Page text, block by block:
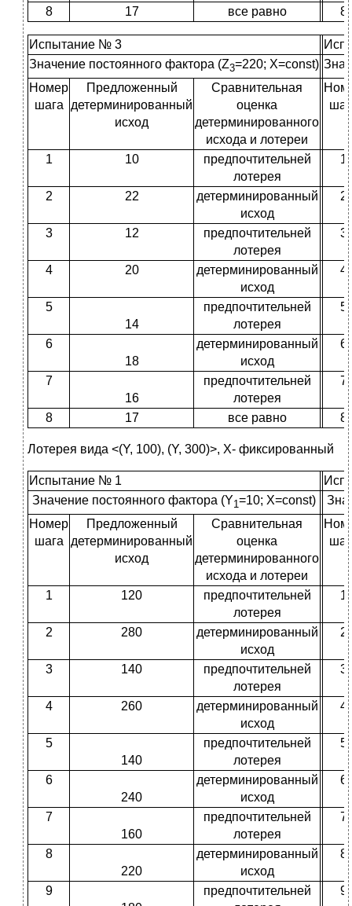
8 17 все равно 8
Испытание № 3
Значение постоянного фактора (Z3=220; X=const)
Номер
шага
Предложенный
детерминированный
исход
Сравнительная
оценка
детерминированного
исхода и лотереи
1 10
предпочтительней
лотерея
1
2 22
детерминированный
исход
2
3 12
предпочтительней
лотерея
3
4 20
детерминированный
исход
4
5
14
предпочтительней
лотерея
5
6
18
детерминированный
исход
6
7
16
предпочтительней
лотерея
7
8 17 все равно 8
Лотерея вида <(Y, 100), (Y, 300)>, X- фиксированный
Испытание № 1
Значение постоянного фактора (Y1=10; X=const)
Номер
шага
Предложенный
детерминированный
исход
Сравнительная
оценка
детерминированного
исхода и лотереи
1 120
предпочтительней
лотерея
1
2 280
детерминированный
исход
2
3 140
предпочтительней
лотерея
3
4 260
детерминированный
исход
4
5
140
предпочтительней
лотерея
5
6
240
детерминированный
исход
6
7
160
предпочтительней
лотерея
7
8
220
детерминированный
исход
8
9
предпочтительней
9